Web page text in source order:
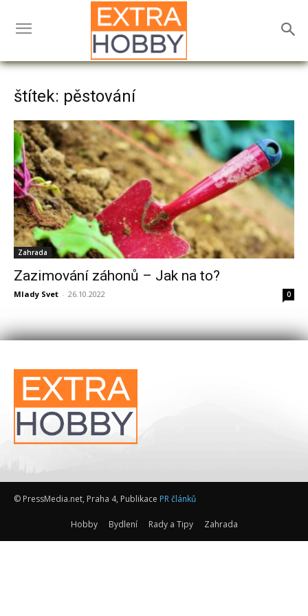
štítek: pěstování
Zahrada
Zazimování záhonů – Jak na to?
Mlady Svet - 26.10.2022 0
© PressMedia.net, Praha 4, Publikace PR článků
Hobby Bydlení Rady a Tipy Zahrada